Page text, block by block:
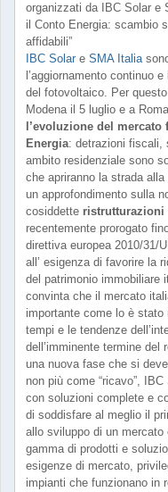
organizzati da IBC Solar e
il Conto Energia: scambio
affidabili”
IBC Solar e SMA Italia
l’aggiornamento continuo
del fotovoltaico. Per
Modena il 5 luglio e a
l’evoluzione del
Energia: detrazioni fiscali,
ambito residenziale sono
che apriranno la strada
un approfondimento sulla
cosiddette ristrutturazioni
recentemente prorogato
direttiva europea 2010/31/
all’ esigenza di favorire la
del patrimonio immobiliare
convinta che il mercato
importante come lo è
tempi e le tendenze
dell’imminente termine del
una nuova fase che si
non più come “ricavo”,
con soluzioni complete e
di soddisfare al meglio il
allo sviluppo di un
gamma di prodotti e
esigenze di mercato,
impianti che funzionano in